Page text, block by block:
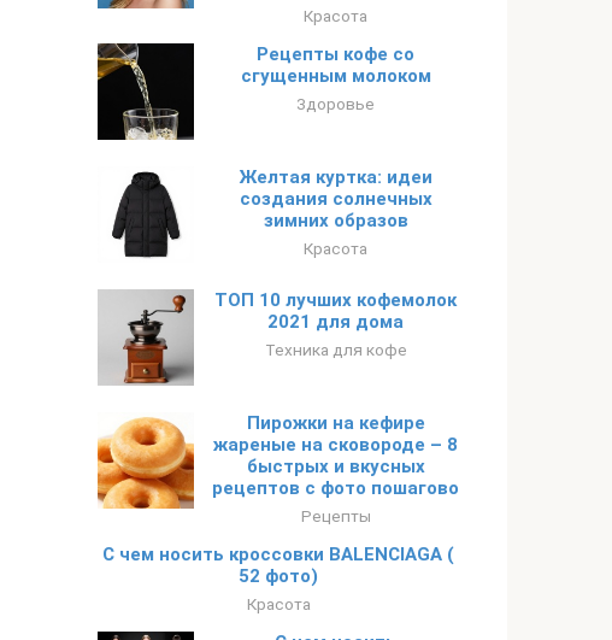
Красота
Рецепты кофе со
сгущенным молоком
Здоровье
Желтая куртка: идеи
создания солнечных
зимних образов
Красота
ТОП 10 лучших кофемолок
2021 для дома
Техника для кофе
Пирожки на кефире
жареные на сковороде – 8
быстрых и вкусных
рецептов с фото пошагово
Рецепты
С чем носить кроссовки BALENCIAGA (
52 фото)
Красота